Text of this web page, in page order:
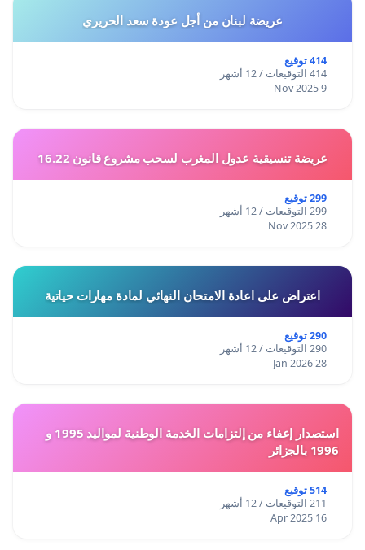
عريضة لبنان من أجل عودة سعد الحريري
414 توقيع
414 التوقيعات / 12 أشهر
9 Nov 2025
عريضة تنسيقية عدول المغرب لسحب مشروع قانون 16.22
299 توقيع
299 التوقيعات / 12 أشهر
28 Nov 2025
اعتراض على اعادة الامتحان النهائي لمادة مهارات حياتية
290 توقيع
290 التوقيعات / 12 أشهر
28 Jan 2026
استصدار إعفاء من إلتزامات الخدمة الوطنية لمواليد 1995 و
1996 بالجزائر
514 توقيع
211 التوقيعات / 12 أشهر
16 Apr 2025